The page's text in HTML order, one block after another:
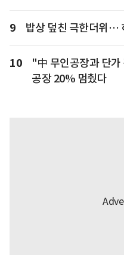
9 밥상 덮친 극한더위…
10
"中 무인공장과 단
공장 20% 멈췄다